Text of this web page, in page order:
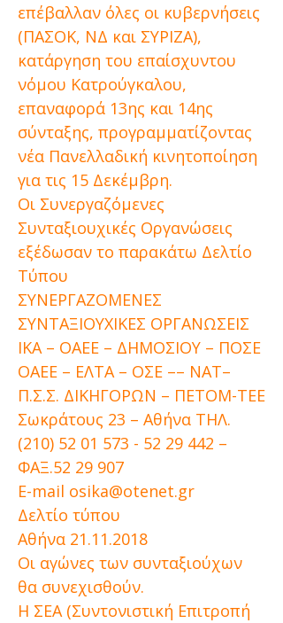
επέβαλλαν όλες οι κυβερνήσεις
(ΠΑΣΟΚ, ΝΔ και ΣΥΡΙΖΑ),
κατάργηση του επαίσχυντου
νόμου Κατρούγκαλου,
επαναφορά 13ης και 14ης
σύνταξης, προγραμματίζοντας
νέα Πανελλαδική κινητοποίηση
για τις 15 Δεκέμβρη.
Οι Συνεργαζόμενες
Συνταξιουχικές Οργανώσεις
εξέδωσαν το παρακάτω Δελτίο
Τύπου
ΣΥΝΕΡΓΑΖΟΜΕΝΕΣ
ΣΥΝΤΑΞΙΟΥΧΙΚΕΣ ΟΡΓΑΝΩΣΕΙΣ
ΙΚΑ – OAEE – ΔΗΜΟΣΙΟΥ – ΠΟΣΕ
ΟΑΕΕ – ΕΛΤΑ – ΟΣΕ –– ΝΑΤ–
Π.Σ.Σ. ΔΙΚΗΓΟΡΩΝ – ΠΕΤΟΜ-ΤΕΕ
Σωκράτους 23 – Αθήνα ΤΗΛ.
(210) 52 01 573 - 52 29 442 –
ΦΑΞ.52 29 907
E-mail osika@otenet.gr
Δελτίο τύπου
Αθήνα 21.11.2018
Οι αγώνες των συνταξιούχων
θα συνεχισθούν.
Η ΣΕΑ (Συντονιστική Επιτροπή